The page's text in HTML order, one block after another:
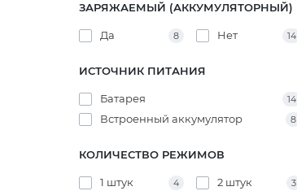
ЗАРЯЖАЕМЫЙ (АККУМУЛЯТОРНЫЙ)
Да 8 Нет 14
ИСТОЧНИК ПИТАНИЯ
Батарея 14
Встроенный аккумулятор 8
КОЛИЧЕСТВО РЕЖИМОВ
1 штук 4 2 штук 3